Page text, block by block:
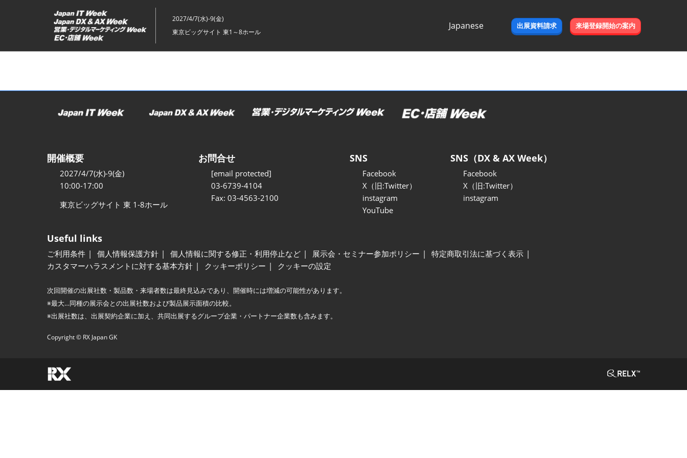
ッ
2027/4/7(水)-9(金)
東京ビッグサイト 東1～8ホール
Japanese
出展資料請求 来場登録開始の案内
開催概要
2027/4/7(水)-9(金)
10:00-17:00
東京ビッグサイト 東 1-8ホール
お問合せ
[email protected]
03-6739-4104
Fax: 03-4563-2100
SNS
Facebook
X（旧:Twitter）
instagram
YouTube
SNS（DX & AX Week）
Facebook
X（旧:Twitter）
instagram
Useful links
ご利用条件 個人情報保護方針 個人情報に関する修正・利用停止など 展示会・セミナー参加ポリシー
特定商取引法に基づく表示
カスタマーハラスメントに対する基本方針
クッキーポリシー クッキーの設定
次回開催の出展社数・製品数・来場者数は最終見込みであり、開催時には増減の可能性があります。
※最大…同種の展示会との出展社数および製品展示面積の比較。
※出展社数は、出展契約企業に加え、共同出展するグループ企業・パートナー企業数も含みます。
Copyright © RX Japan GK